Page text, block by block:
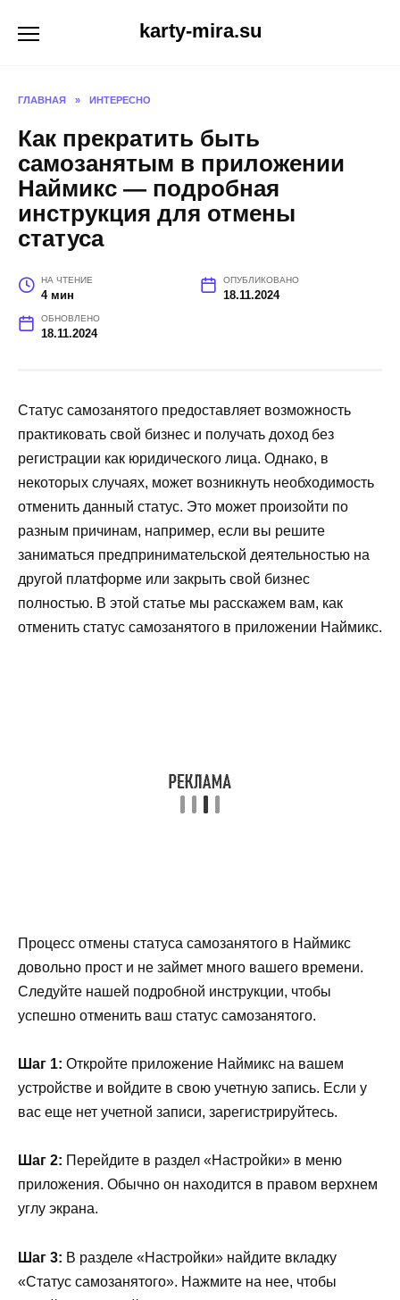
karty-mira.su
ГЛАВНАЯ » ИНТЕРЕСНО
Как прекратить быть
самозанятым в приложении
Наймикс — подробная
инструкция для отмены
статуса
НА ЧТЕНИЕ
4 мин
ОПУБЛИКОВАНО
18.11.2024
ОБНОВЛЕНО
18.11.2024
Статус самозанятого предоставляет возможность
практиковать свой бизнес и получать доход без
регистрации как юридического лица. Однако, в
некоторых случаях, может возникнуть необходимость
отменить данный статус. Это может произойти по
разным причинам, например, если вы решите
заниматься предпринимательской деятельностью на
другой платформе или закрыть свой бизнес
полностью. В этой статье мы расскажем вам, как
отменить статус самозанятого в приложении Наймикс.
Процесс отмены статуса самозанятого в Наймикс
довольно прост и не займет много вашего времени.
Следуйте нашей подробной инструкции, чтобы
успешно отменить ваш статус самозанятого.
Шаг 1: Откройте приложение Наймикс на вашем
устройстве и войдите в свою учетную запись. Если у
вас еще нет учетной записи, зарегистрируйтесь.
Шаг 2: Перейдите в раздел «Настройки» в меню
приложения. Обычно он находится в правом верхнем
углу экрана.
Шаг 3: В разделе «Настройки» найдите вкладку
«Статус самозанятого». Нажмите на нее, чтобы